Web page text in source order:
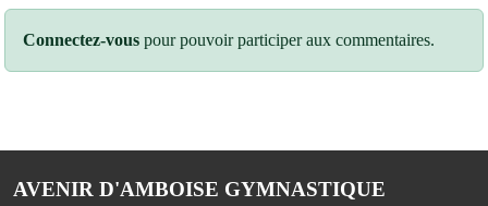
Connectez-vous pour pouvoir participer aux commentaires.
AVENIR D'AMBOISE GYMNASTIQUE